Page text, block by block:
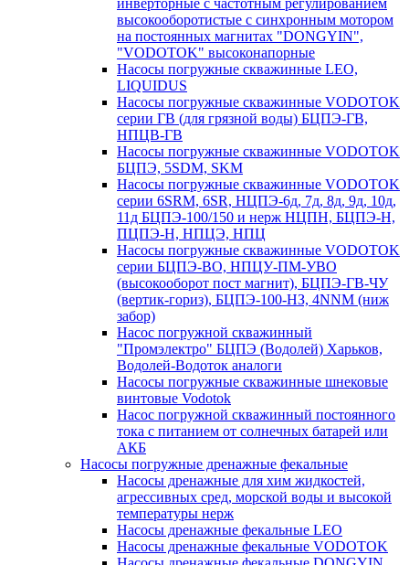
инверторные с частотным регулированием
высокооборотистые с синхронным мотором
на постоянных магнитах "DONGYIN",
"VODOTOK" высоконапорные
Насосы погружные скважинные LEO,
LIQUIDUS
Насосы погружные скважинные VODOTOK
серии ГВ (для грязной воды) БЦПЭ-ГВ,
НПЦВ-ГВ
Насосы погружные скважинные VODOTOK
БЦПЭ, 5SDM, SKM
Насосы погружные скважинные VODOTOK
серии 6SRM, 6SR, НЦПЭ-6д, 7д, 8д, 9д, 10д,
11д БЦПЭ-100/150 и нерж НЦПН, БЦПЭ-Н,
ПЦПЭ-Н, НПЦЭ, НПЦ
Насосы погружные скважинные VODOTOK
серии БЦПЭ-ВО, НПЦУ-ПМ-УВО
(высокооборот пост магнит), БЦПЭ-ГВ-ЧУ
(вертик-гориз), БЦПЭ-100-НЗ, 4NNM (ниж
забор)
Насос погружной скважинный
"Промэлектро" БЦПЭ (Водолей) Харьков,
Водолей-Водоток аналоги
Насосы погружные скважинные шнековые
винтовые Vodotok
Насос погружной скважинный постоянного
тока с питанием от солнечных батарей или
АКБ
Насосы погружные дренажные фекальные
Насосы дренажные для хим жидкостей,
агрессивных сред, морской воды и высокой
температуры нерж
Насосы дренажные фекальные LEO
Насосы дренажные фекальные VODOTOK